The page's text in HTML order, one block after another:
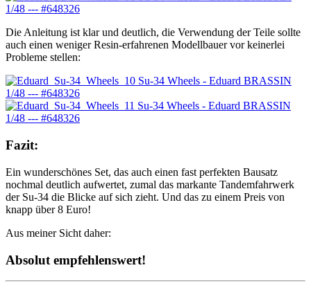
Die Anleitung ist klar und deutlich, die Verwendung der Teile sollte
auch einen weniger Resin-erfahrenen Modellbauer vor keinerlei
Probleme stellen:
Fazit:
Ein wunderschönes Set, das auch einen fast perfekten Bausatz
nochmal deutlich aufwertet, zumal das markante Tandemfahrwerk
der Su-34 die Blicke auf sich zieht. Und das zu einem Preis von
knapp über 8 Euro!
Aus meiner Sicht daher:
Absolut empfehlenswert!